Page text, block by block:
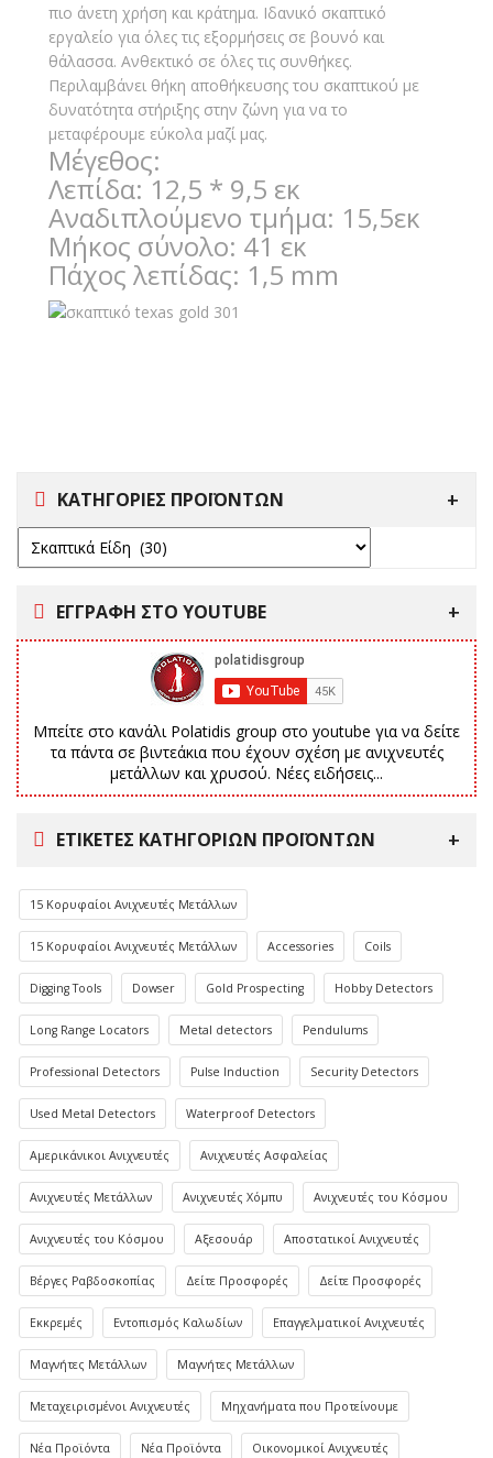
ΚΑΤΗΓΟΡΙΕΣ ΠΡΟΪΟΝΤΩΝ
ΕΓΓΡΑΦΗ ΣΤΟ YOUTUBE
Μπείτε στο κανάλι Polatidis group στο youtube για να δείτε
τα πάντα σε βιντεάκια που έχουν σχέση με ανιχνευτές
μετάλλων και χρυσού. Νέες ειδήσεις...
ΕΤΙΚΈΤΕΣ ΚΑΤΗΓΟΡΙΏΝ ΠΡΟΪΌΝΤΩΝ
15 Κορυφαίοι Ανιχνευτές Μετάλλων
15 Κορυφαίοι Ανιχνευτές Μετάλλων Accessories Coils
Digging Tools Dowser Gold Prospecting Hobby Detectors
Long Range Locators Metal detectors Pendulums
Professional Detectors Pulse Induction Security Detectors
Used Metal Detectors Waterproof Detectors
Αμερικάνικοι Ανιχνευτές Ανιχνευτές Ασφαλείας
Ανιχνευτές Μετάλλων Ανιχνευτές Χόμπυ Ανιχνευτές του Κόσμου
Ανιχνευτές του Κόσμου Αξεσουάρ Αποστατικοί Ανιχνευτές
Βέργες Ραβδοσκοπίας Δείτε Προσφορές Δείτε Προσφορές
Εκκρεμές Εντοπισμός Καλωδίων Επαγγελματικοί Ανιχνευτές
Μαγνήτες Μετάλλων Μαγνήτες Μετάλλων
Μεταχειρισμένοι Ανιχνευτές Μηχανήματα που Προτείνουμε
Νέα Προϊόντα Νέα Προϊόντα Οικονομικοί Ανιχνευτές
πιο άνετη χρήση και κράτημα. Ιδανικό σκαπτικό
εργαλείο για όλες τις εξορμήσεις σε βουνό και
θάλασσα. Ανθεκτικό σε όλες τις συνθήκες.
Περιλαμβάνει θήκη αποθήκευσης του σκαπτικού με
δυνατότητα στήριξης στην ζώνη για να το
μεταφέρουμε εύκολα μαζί μας.
Μέγεθος:
Λεπίδα: 12,5 * 9,5 εκ
Αναδιπλούμενο τμήμα: 15,5εκ
Μήκος σύνολο: 41 εκ
Πάχος λεπίδας: 1,5 mm